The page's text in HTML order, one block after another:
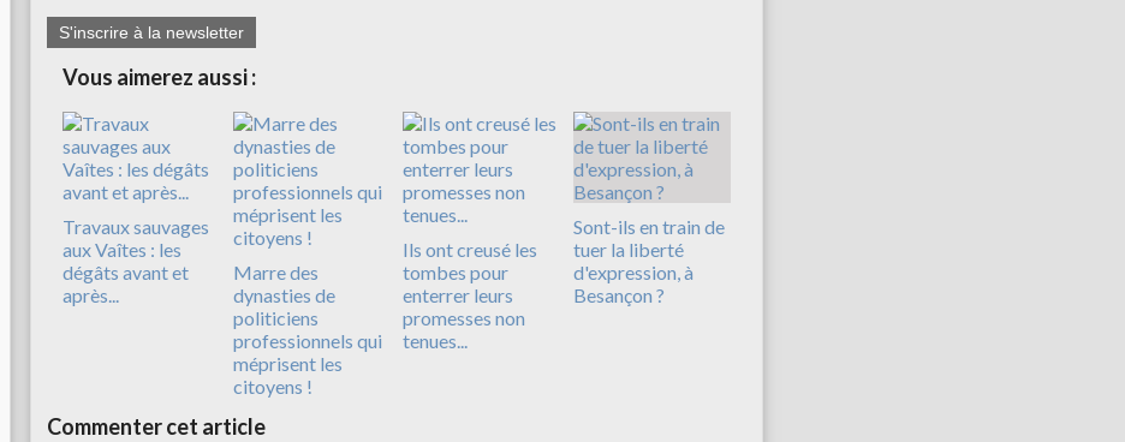
S'inscrire à la newsletter
Vous aimerez aussi :
Travaux sauvages
aux Vaîtes : les
dégâts avant et
après...
Marre des
dynasties de
politiciens
professionnels qui
méprisent les
citoyens !
Ils ont creusé les
tombes pour
enterrer leurs
promesses non
tenues...
Sont-ils en train de
tuer la liberté
d'expression, à
Besançon ?
Commenter cet article